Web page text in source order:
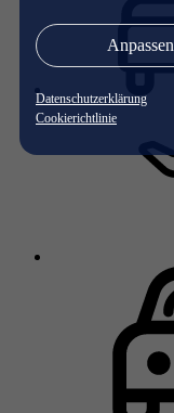
Anpassen
Datenschutzerklärung
Cookierichtlinie